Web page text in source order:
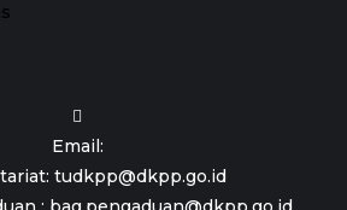
Email:
tudkpp@dkpp.go.id